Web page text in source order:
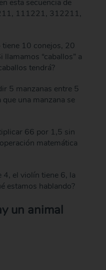
esta secuencia de
111221, 312211,
10 conejos, 20
“caballos” a
tendrá?
5 manzanas entre 5
una manzana se
66 por 1,5 sin
matemática
el violín tiene 6, la
estamos hablando?
un animal